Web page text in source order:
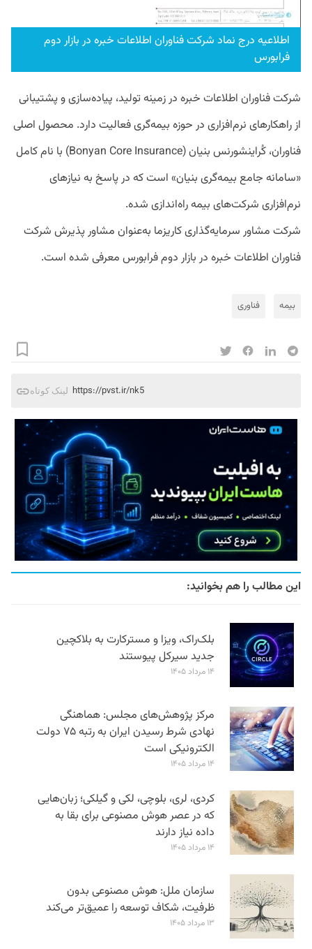
اطلاعیه درج نماد شرکت فناوران اطلاعات خبره در بازار دوم
فرابورس
شرکت فناوران اطلاعات خبره در زمینه تولید، پیاده‌سازی و پشتیبانی
از راهکارهای نرم‌افزاری در حوزه بیمه‌گری فعالیت دارد. محصول اصلی
فناوران، کُراینشورنس بنیان (Bonyan Core Insurance) با نام کامل
«سامانه جامع بیمه‌گری بنیان» است که در پاسخ به نیازهای
نرم‌افزاری شرکت‌های بیمه راه‌اندازی شده.
شرکت مشاور سرمایه‌گذاری کاریزما به‌عنوان مشاور پذیرش شرکت
فناوران اطلاعات خبره در بازار دوم فرابورس معرفی شده است.
بیمه فناوری
لینک کوتاه https://pvst.ir/nk5
این مطالب را هم بخوانید:
بلک‌راک، ویزا و مسترکارت به بلاکچین
جدید سیرکل پیوستند
۱۴ مرداد ۱۴۰۵
مرکز پژوهش‌های مجلس: هماهنگی
نهادی شرط رسیدن ایران به رتبه ۷۵ دولت
الکترونیکی است
۱۴ مرداد ۱۴۰۵
کردی، لری، بلوچی، لکی و گیلکی؛ زبان‌هایی
که در عصر هوش مصنوعی برای بقا به
داده نیاز دارند
۱۴ مرداد ۱۴۰۵
سازمان ملل: هوش مصنوعی بدون
ظرفیت، شکاف توسعه را عمیق‌تر می‌کند
۱۳ مرداد ۱۴۰۵